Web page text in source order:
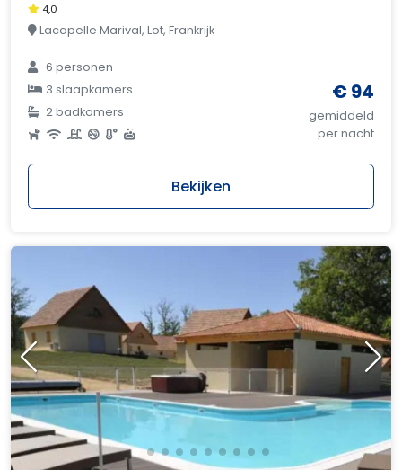
4,0
Lacapelle Marival, Lot, Frankrijk
6 personen
3 slaapkamers
2 badkamers
€ 94
gemiddeld
per nacht
Bekijken